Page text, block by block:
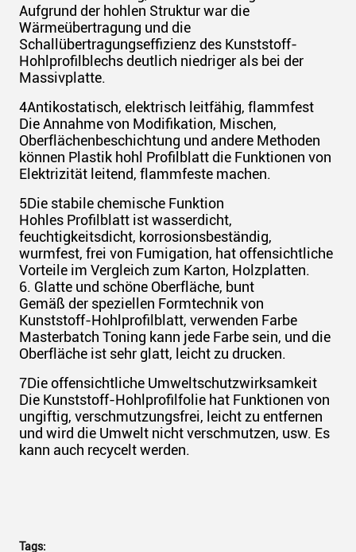
Aufgrund der hohlen Struktur war die
Wärmeübertragung und die
Schallübertragungseffizienz des Kunststoff-
Hohlprofilblechs deutlich niedriger als bei der
Massivplatte.
4Antikostatisch, elektrisch leitfähig, flammfest
Die Annahme von Modifikation, Mischen,
Oberflächenbeschichtung und andere Methoden
können Plastik hohl Profilblatt die Funktionen von
Elektrizität leitend, flammfeste machen.
5Die stabile chemische Funktion
Hohles Profilblatt ist wasserdicht,
feuchtigkeitsdicht, korrosionsbeständig,
wurmfest, frei von Fumigation, hat offensichtliche
Vorteile im Vergleich zum Karton, Holzplatten.
6. Glatte und schöne Oberfläche, bunt
Gemäß der speziellen Formtechnik von
Kunststoff-Hohlprofilblatt, verwenden Farbe
Masterbatch Toning kann jede Farbe sein, und die
Oberfläche ist sehr glatt, leicht zu drucken.
7Die offensichtliche Umweltschutzwirksamkeit
Die Kunststoff-Hohlprofilfolie hat Funktionen von
ungiftig, verschmutzungsfrei, leicht zu entfernen
und wird die Umwelt nicht verschmutzen, usw. Es
kann auch recycelt werden.
Tags: